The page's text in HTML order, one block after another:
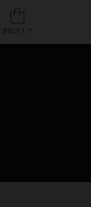
人気ボードゲーム